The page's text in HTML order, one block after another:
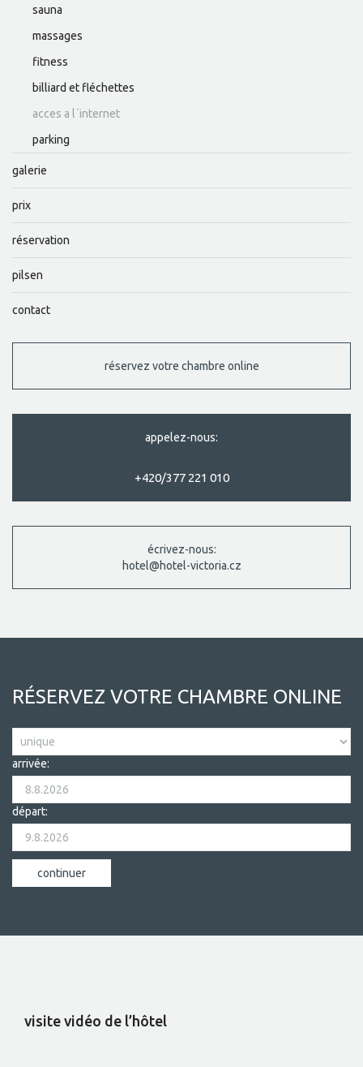
sauna
massages
fitness
billiard et fléchettes
acces a l´internet
parking
galerie
prix
réservation
pilsen
contact
réservez votre chambre online
appelez-nous:
+420/377 221 010
écrivez-nous:
hotel@hotel-victoria.cz
RÉSERVEZ VOTRE CHAMBRE ONLINE
arrivée:
départ:
visite vidéo de l’hôtel